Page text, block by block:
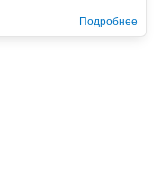
Подробнее